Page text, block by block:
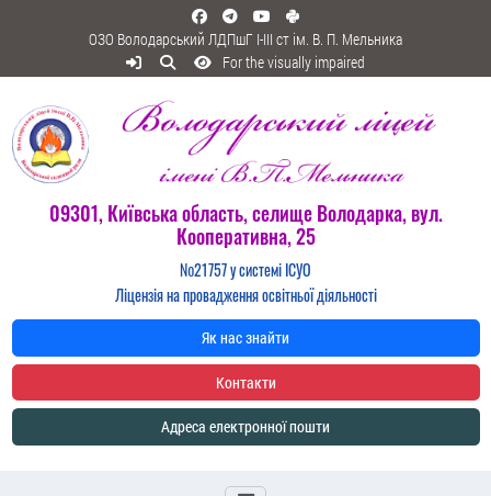
ОЗО Володарський ЛДПшГ I-III ст ім. В. П. Мельника
For the visually impaired
09301, Київська область, селище Володарка, вул.
Кооперативна, 25
№21757 у системі ІСУО
Ліцензія на провадження освітньої діяльності
Як нас знайти
Контакти
Адреса електронної пошти